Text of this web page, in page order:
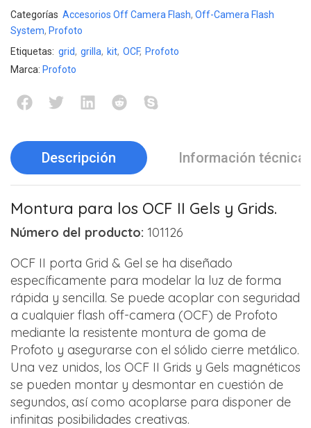
Categorías Accesorios Off Camera Flash, Off-Camera Flash
System, Profoto
Etiquetas: grid, grilla, kit, OCF, Profoto
Marca: Profoto
Descripción Información técnica
Montura para los OCF II Gels y Grids.
Número del producto: 101126
OCF II porta Grid & Gel se ha diseñado
específicamente para modelar la luz de forma
rápida y sencilla. Se puede acoplar con seguridad
a cualquier flash off-camera (OCF) de Profoto
mediante la resistente montura de goma de
Profoto y asegurarse con el sólido cierre metálico.
Una vez unidos, los OCF II Grids y Gels magnéticos
se pueden montar y desmontar en cuestión de
segundos, así como acoplarse para disponer de
infinitas posibilidades creativas.